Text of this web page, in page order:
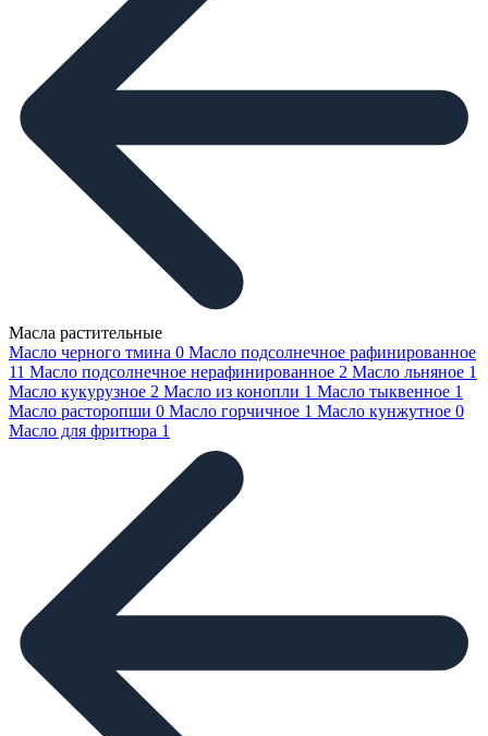
Масла растительные
Масло черного тмина 0 Масло подсолнечное рафинированное
11 Масло подсолнечное нерафинированное 2 Масло льняное 1
Масло кукурузное 2 Масло из конопли 1 Масло тыквенное 1
Масло расторопши 0 Масло горчичное 1 Масло кунжутное 0
Масло для фритюра 1